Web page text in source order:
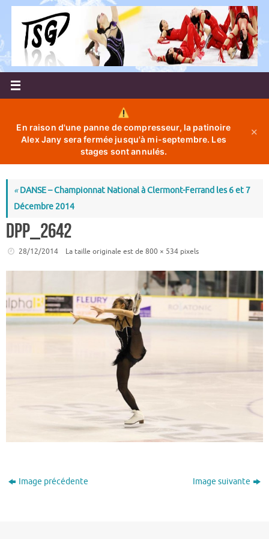
Passer
contenu
En raison d'une panne de compresseur, la patinoire
Alex Jany sera fermée jusqu'à mi-septembre. Les
stages sont annulés.
✕
«DANSE – Championnat National à Clermont-Ferrand les 6 et 7
Décembre 2014
DPP_2642
28/12/2014 La taille originale est de 800 × 534pixels
Image précédente Image suivante